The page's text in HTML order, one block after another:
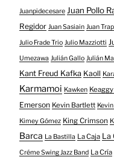
Juanpidecesare Juan Pollo
Regidor Juan Sasiain Juan
Julio Frade Trio Julio Mazziotti
Umezawa Julián Gallo Julián
Kant Freud Kafka Kaoll
Karmamoi Kawken
Emerson Kevin Bartlett
Kimey Gómez King Crimson
Barca La Bastilla La Caja La
Créme Swing Jazz Band La Cría